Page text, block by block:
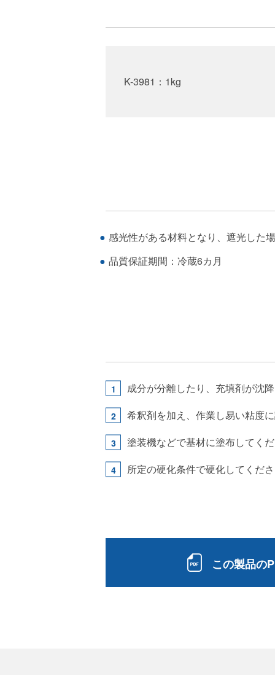
K-3981：1kg
感光性がある材料となり、遮光した
品質保証期間：冷蔵6カ月
成分が分離したり、充填剤が沈
希釈剤を加え、作業し易い粘度
塗装機などで基材に塗布してく
所定の硬化条件で硬化してくだ
この製品の